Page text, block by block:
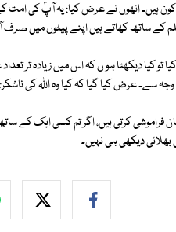
ہیں۔ انھوں نے عرض کیا: یہ آپؐ کی امت
کے ساتھ کھاتے ہیں اپنے پیٹوں میں
تو کیا دیکھتا ہو ں کہ اس میں زیادہ تر
سے۔ عرض کیا گیا کہ کیا وہ اﷲ کی
فراموشی کرتی ہیں، اگر تم کسی ایک کے
بھلائی دیکھی ہی نہیں۔